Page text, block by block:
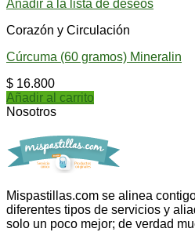
Añadir a la lista de deseos
Corazón y Circulación
Cúrcuma (60 gramos) Mineralin
$ 16.800
Añadir al carrito
Nosotros
Mispastillas.com se alinea
diferentes tipos de servicios y
solo un poco mejor; de verdad